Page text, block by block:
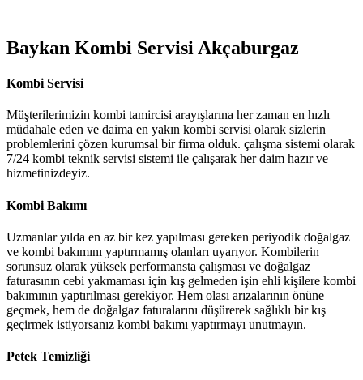
Baykan Kombi Servisi Akçaburgaz
Kombi Servisi
Müşterilerimizin kombi tamircisi arayışlarına her zaman en hızlı
müdahale eden ve daima en yakın kombi servisi olarak sizlerin
problemlerini çözen kurumsal bir firma olduk. çalışma sistemi olarak
7/24 kombi teknik servisi sistemi ile çalışarak her daim hazır ve
hizmetinizdeyiz.
Kombi Bakımı
Uzmanlar yılda en az bir kez yapılması gereken periyodik doğalgaz
ve kombi bakımını yaptırmamış olanları uyarıyor. Kombilerin
sorunsuz olarak yüksek performansta çalışması ve doğalgaz
faturasının cebi yakmaması için kış gelmeden işin ehli kişilere kombi
bakımının yaptırılması gerekiyor. Hem olası arızalarının önüne
geçmek, hem de doğalgaz faturalarını düşürerek sağlıklı bir kış
geçirmek istiyorsanız kombi bakımı yaptırmayı unutmayın.
Petek Temizliği